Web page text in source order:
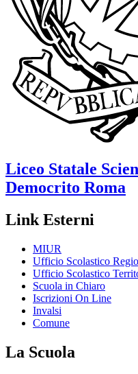
Liceo Statale
Democrito Roma
Link Esterni
MIUR
Ufficio Scolastico
Ufficio Scolastico
Scuola in Chiaro
Iscrizioni On Line
Invalsi
Comune
La Scuola